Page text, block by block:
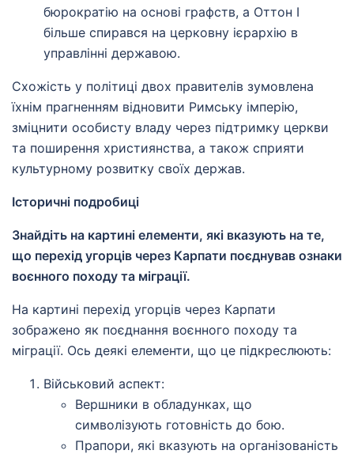
бюрократію на основі графств, а Оттон I
більше спирався на церковну ієрархію в
управлінні державою.
Схожість у політиці двох правителів зумовлена
їхнім прагненням відновити Римську імперію,
зміцнити особисту владу через підтримку церкви
та поширення християнства, а також сприяти
культурному розвитку своїх держав.
Історичні подробиці
Знайдіть на картині елементи, які вказують на те,
що перехід угорців через Карпати поєднував ознаки
воєнного походу та міграції.
На картині перехід угорців через Карпати
зображено як поєднання воєнного походу та
міграції. Ось деякі елементи, що це підкреслюють:
Військовий аспект:
Вершники в обладунках, що
символізують готовність до бою.
Прапори, які вказують на організованість